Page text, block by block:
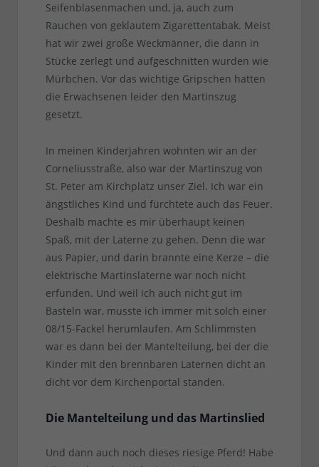
Seifenblasenmachen und, ja, auch zum
Rauchen von geklautem Zigarettentabak. Meist
hat wir zwei große Weckmänner, die dann in
Stücke zerlegt und aufgeschnitten wurden wie
Mürbchen. Vor das wichtige Gripschen hatten
die Erwachsenen leider den Martinszug
gesetzt.
In meinen Kinderjahren wohnten wir an der
Corneliusstraße, also war der Martinszug von
St. Peter am Kirchplatz unser Ziel. Ich war ein
ängstliches Kind und fürchtete auch das Feuer.
Deshalb machte es mir überhaupt keinen
Spaß, mit der Laterne zu gehen. Denn die war
aus Papier, und darin brannte eine Kerze – die
elektrische Martinslaterne war noch nicht
erfunden. Und weil ich auch nicht gut im
Basteln war, musste ich immer mit solch einer
08/15-Fackel herumlaufen. Am Schlimmsten
war es dann bei der Mantelteilung, bei der die
Kinder mit den brennbaren Laternen dicht an
dicht vor dem Kirchenportal standen.
Die Mantelteilung und das Martinslied
Und dann auch noch dieses riesige Pferd! Habe